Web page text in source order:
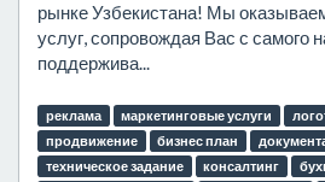
рынке Узбекистана! Мы
услуг, сопровождая Вас с самого
поддержива...
реклама маркетинговые услуги
продвижение
бизнес план
техническое задание
консалтинг